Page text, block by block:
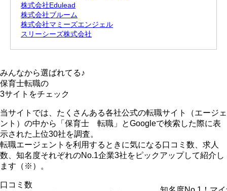
株式会社Edulead
株式会社ブルーム
株式会社マミーズエンジェル
スリーシーズ株式会社
みんなから選ばれてる♪
保育士転職の
3サイト をチェック
当サイトでは、たくさんある各社公式の転職サイト（エージェ
ント）の中から「保育士 転職」とGoogleで検索した際に表
示された上位30社を調査。
転職エージェントを利用するときに気になる口コミ数、求人
数、知名度それぞれのNo.1企業3社をピックアップして紹介 し
ます（※）。
口コミ数